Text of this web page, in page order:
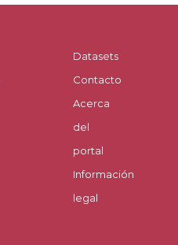
Datasets
Contacto
Acerca
del
portal
Información
legal